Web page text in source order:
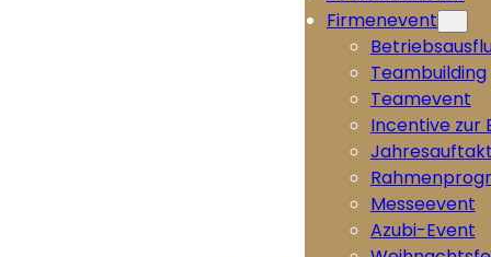
Firmenevent
Teambuilding
Teamevent
Incentive zur
Messeevent
Azubi-Event